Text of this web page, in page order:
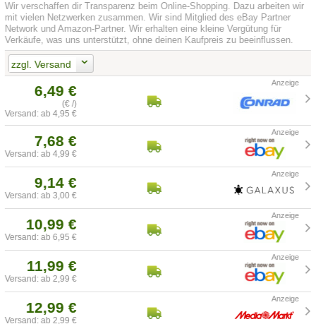
Wir verschaffen dir Transparenz beim Online-Shopping. Dazu arbeiten wir
mit vielen Netzwerken zusammen. Wir sind Mitglied des eBay Partner
Network und Amazon-Partner. Wir erhalten eine kleine Vergütung für
Verkäufe, was uns unterstützt, ohne deinen Kaufpreis zu beeinflussen.
zzgl. Versand
6,49 €
(€ /)
Versand: ab 4,95 €
7,68 €
Versand: ab 4,99 €
9,14 €
Versand: ab 3,00 €
10,99 €
Versand: ab 6,95 €
11,99 €
Versand: ab 2,99 €
12,99 €
Versand: ab 2,99 €